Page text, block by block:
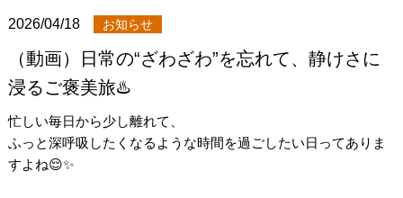
2026/04/18 お知らせ
（動画）日常の“ざわざわ”を忘れて、静けさに
浸るご褒美旅♨️
忙しい毎日から少し離れて、
ふっと深呼吸したくなるような時間を過ごしたい日ってありま
すよね😌✨